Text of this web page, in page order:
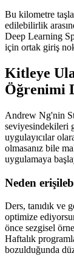
Bu kilometre
edilebilirlik
Deep Learning
için ortak giriş
Kitleye
Öğrenimi
Andrew Ng'nin
seviyesindekileri
uygulayıcılar
olmasanız bile
uygulamaya
Neden
Ders, tanıdık ve
optimize
önce sezgisel
Haftalık
bozulduğunda